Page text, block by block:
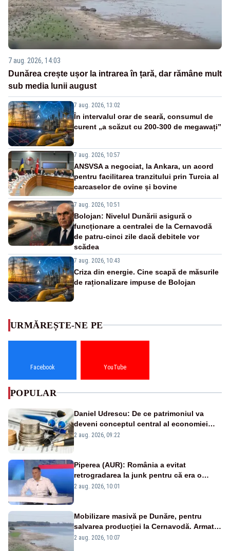
7 aug. 2026, 14:03
Dunărea crește ușor la intrarea în țară, dar rămâne mult
sub media lunii august
7 aug. 2026, 13:02
În intervalul orar de seară, consumul de
curent „a scăzut cu 200-300 de megawați”
7 aug. 2026, 10:57
ANSVSA a negociat, la Ankara, un acord
pentru facilitarea tranzitului prin Turcia al
carcaselor de ovine și bovine
7 aug. 2026, 10:51
Bolojan: Nivelul Dunării asigură o
funcționare a centralei de la Cernavodă
de patru-cinci zile dacă debitele vor
scădea
7 aug. 2026, 10:43
Criza din energie. Cine scapă de măsurile
de raționalizare impuse de Bolojan
URMĂREȘTE-NE PE
Facebook YouTube
POPULAR
Daniel Udrescu: De ce patrimoniul va
deveni conceptul central al economiei
viitoare?
2 aug. 2026, 09:22
Piperea (AUR): România a evitat
retrogradarea la junk pentru că era o
catastrofă pentru bănci și fondurile de
2 aug. 2026, 10:01
Mobilizare masivă pe Dunăre, pentru
salvarea producției la Cernavodă. Armata
va detona o stâncă și va devia apa
2 aug. 2026, 10:07